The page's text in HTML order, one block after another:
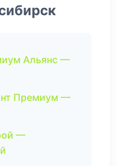
Альянс —
Премиум —
—